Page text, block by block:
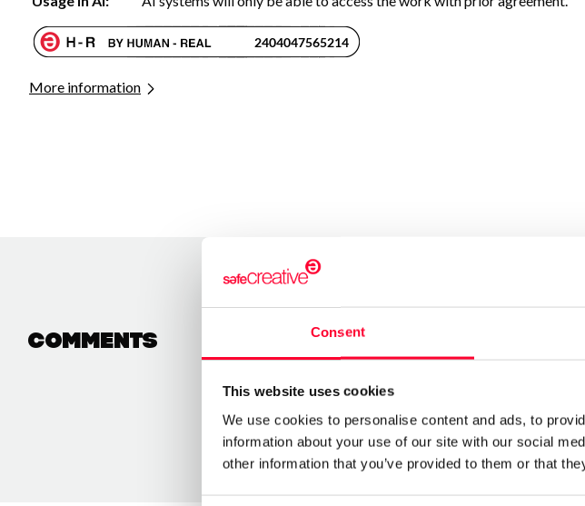
Consent
This website uses cookies
We use cookies to personalise content and ads, to
information about your use of our site with our social
other information that you’ve provided to them or that
More information
Comments